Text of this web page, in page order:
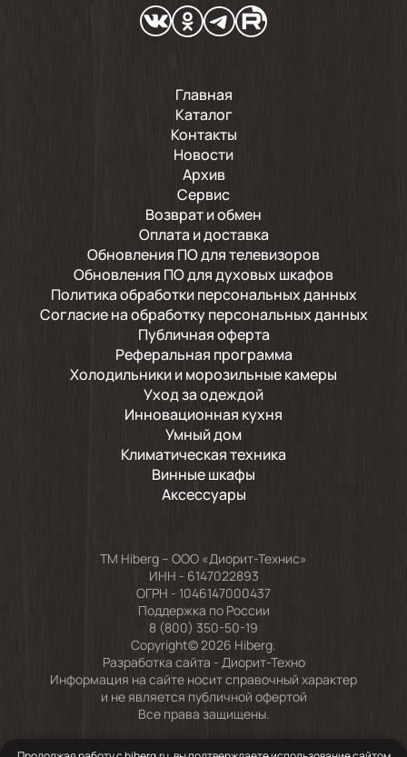
Главная
Каталог
Контакты
Новости
Архив
Сервис
Возврат и обмен
Оплата и доставка
Обновления ПО для телевизоров
Обновления ПО для духовых шкафов
Политика обработки персональных данных
Согласие на обработку персональных данных
Публичная оферта
Реферальная программа
Холодильники и морозильные камеры
Уход за одеждой
Инновационная кухня
Умный дом
Климатическая техника
Винные шкафы
Аксессуары
TM Hiberg – ООО «Диорит-Технис»
ИНН - 6147022893
ОГРН - 1046147000437
Поддержка по России
8 (800) 350-50-19
Copyright© 2026 Hiberg.
Разработка сайта - Диорит-Техно
Информация на сайте носит справочный характер
и не является публичной офертой
Все права защищены.